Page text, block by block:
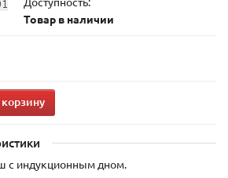
Товар в наличии
с индукционным дном.